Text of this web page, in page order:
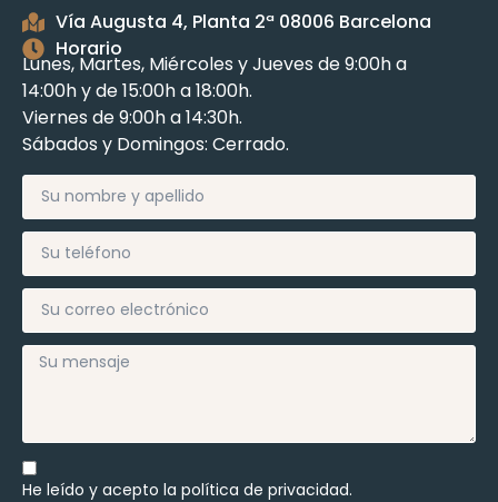
Vía Augusta 4, Planta 2ª 08006 Barcelona
Horario
Lunes, Martes, Miércoles y Jueves de 9:00h a
14:00h y de 15:00h a 18:00h.
Viernes de 9:00h a 14:30h.
Sábados y Domingos: Cerrado.
He leído y acepto la política de privacidad.